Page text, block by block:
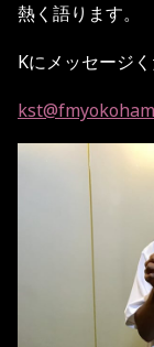
熱く語ります。
Kにメッセージ